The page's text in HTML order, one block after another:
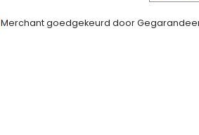
Merchant goedgekeurd door